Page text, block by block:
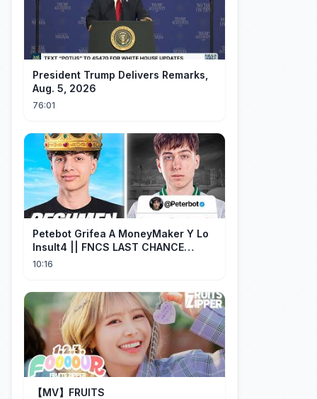
President Trump Delivers Remarks,
Aug. 5, 2026
76:01
Petebot Grifea A MoneyMaker Y Lo
Insult4 || FNCS LAST CHANCE
Resumen
10:16
【MV】FRUITS